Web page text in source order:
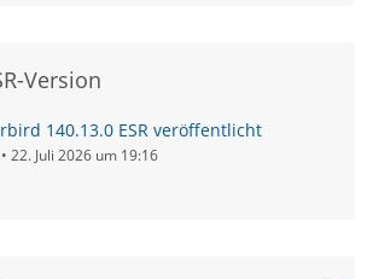
Version
140.13.0 ESR veröffentlicht
22. Juli 2026 um 19:16